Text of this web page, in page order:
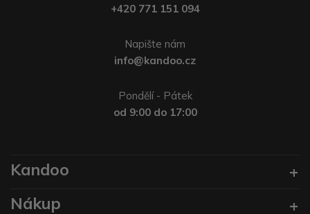
+420 771 151 094
Napište nám
info@kandoo.cz
Pondělí - Pátek
od 9:00 do 17:00
Kandoo
Nákup